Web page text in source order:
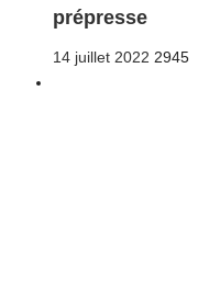
prépresse
Posted
14 juillet 2022 2945